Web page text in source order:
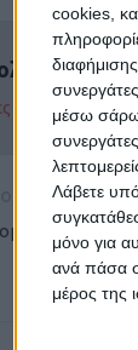
cookies,
μέσω
Λάβετε
μόνο για
ανά πάσα
μέρος της
οι εξελίξεις
τιμούν